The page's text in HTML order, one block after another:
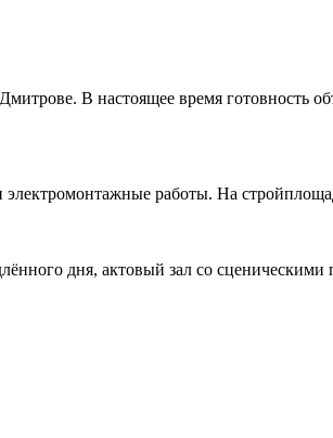
В настоящее время готовность
работы. На
дня, актовый зал со